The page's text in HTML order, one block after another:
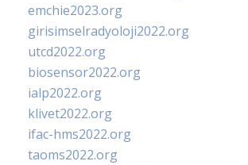
emchie2023.org
girisimselradyoloji2022.org
utcd2022.org
biosensor2022.org
ialp2022.org
klivet2022.org
ifac-hms2022.org
taoms2022.org